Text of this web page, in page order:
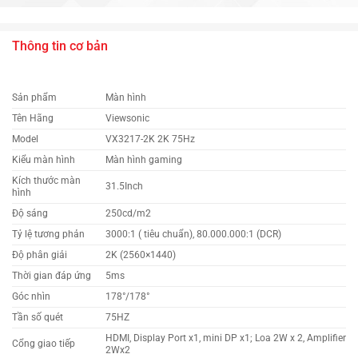
Thông tin cơ bản
Sản phẩm
Màn hình
Tên Hãng
Viewsonic
Model
VX3217-2K 2K 75Hz
Kiểu màn hình
Màn hình gaming
Kích thước màn
hình
31.5Inch
Độ sáng
250cd/m2
Tỷ lệ tương phản
3000:1 ( tiêu chuẩn), 80.000.000:1 (DCR)
Độ phân giải
2K (2560×1440)
Thời gian đáp ứng
5ms
Góc nhìn
178°/178°
Tần số quét
75HZ
Cổng giao tiếp
HDMI, Display Port x1, mini DP x1; Loa 2W x 2, Amplifier
2Wx2